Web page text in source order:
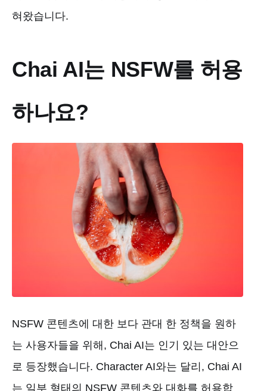
혀왔습니다.
Chai AI는 NSFW를 허용
하나요?
NSFW 콘텐츠에 대한 보다 관대 한 정책을 원하
는 사용자들을 위해, Chai AI는 인기 있는 대안으
로 등장했습니다. Character AI와는 달리, Chai AI
는 일부 형태의 NSFW 콘텐츠와 대화를 허용합